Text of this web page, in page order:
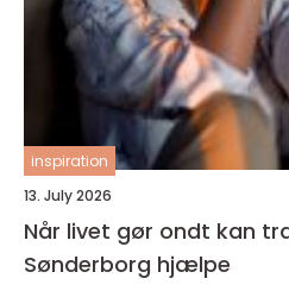
inspiration
13. July 2026
Når livet gør ondt kan
Sønderborg hjælpe